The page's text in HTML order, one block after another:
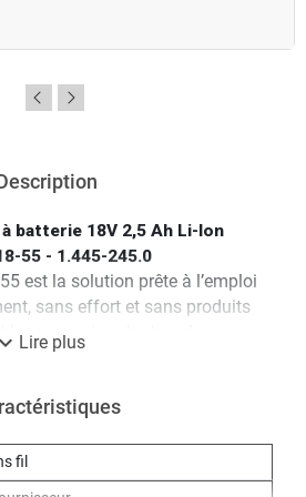
batterie 18V 2,5 Ah Li-Ion
55 - 1.445-245.0
est la solution prête à l’emploi
sans effort et sans produits
les mauvaises herbes de vos
Il nettoie facilement les joints et
compact et très mobile grâce à sa
Karcher WRE 18-55 sont :
expand_more Lire plus
fil